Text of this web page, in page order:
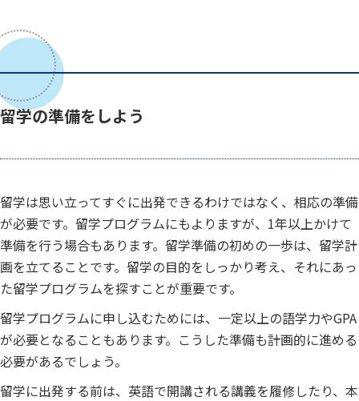
留学の準備をしよう
留学は思い立ってすぐに出発できるわけではなく、相応の準備
が必要です。留学プログラムにもよりますが、1年以上かけて
準備を行う場合もあります。留学準備の初めの一歩は、留学計
画を立てることです。留学の目的をしっかり考え、それにあっ
た留学プログラムを探すことが重要です。
留学プログラムに申し込むためには、一定以上の語学力やGPA
が必要となることもあります。こうした準備も計画的に進める
必要があるでしょう。
留学に出発する前は、英語で開講される講義を履修したり、本